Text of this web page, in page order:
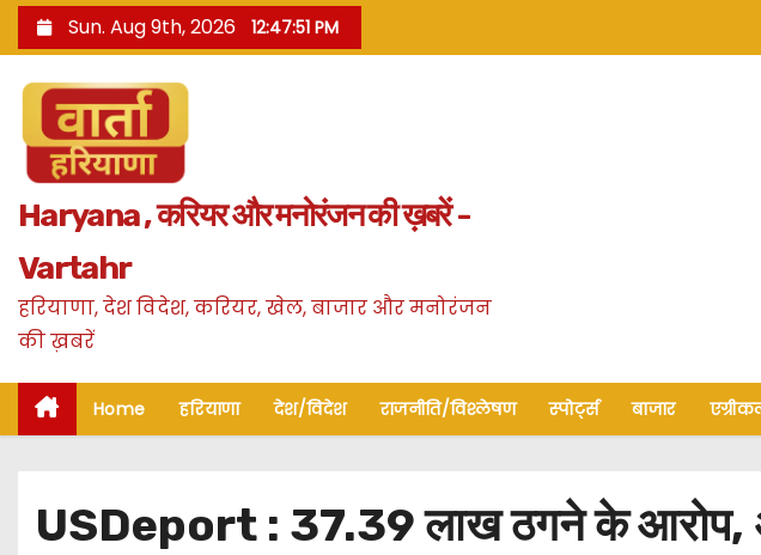
k
n
Sun. Aug 9th, 2026 12:47:52 PM
Haryana , करियर और मनोरंजन की ख़बरें -
Vartahr
हरियाणा, देश विदेश, करियर, खेल, बाजार और मनोरंजन
की ख़बरें
Home हरियाणा देश/विदेश राजनीति/विश्लेषण स्पोर्ट्स बाजार
USDeport : 37.39 लाख ठगने के आरोप,